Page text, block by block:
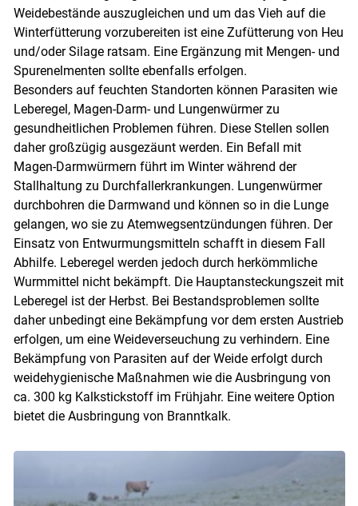
Weidebestände auszugleichen und um das Vieh auf die
Winterfütterung vorzubereiten ist eine Zufütterung von Heu
und/oder Silage ratsam. Eine Ergänzung mit Mengen- und
Spurenelmenten sollte ebenfalls erfolgen.
Besonders auf feuchten Standorten können Parasiten wie
Leberegel, Magen-Darm- und Lungenwürmer zu
gesundheitlichen Problemen führen. Diese Stellen sollen
daher großzügig ausgezäunt werden. Ein Befall mit
Magen-Darmwürmern führt im Winter während der
Stallhaltung zu Durchfallerkrankungen. Lungenwürmer
durchbohren die Darmwand und können so in die Lunge
gelangen, wo sie zu Atemwegsentzündungen führen. Der
Einsatz von Entwurmungsmitteln schafft in diesem Fall
Abhilfe. Leberegel werden jedoch durch herkömmliche
Wurmmittel nicht bekämpft. Die Hauptansteckungszeit mit
Leberegel ist der Herbst. Bei Bestandsproblemen sollte
daher unbedingt eine Bekämpfung vor dem ersten Austrieb
erfolgen, um eine Weideverseuchung zu verhindern. Eine
Bekämpfung von Parasiten auf der Weide erfolgt durch
weidehygienische Maßnahmen wie die Ausbringung von
ca. 300 kg Kalkstickstoff im Frühjahr. Eine weitere Option
bietet die Ausbringung von Branntkalk.